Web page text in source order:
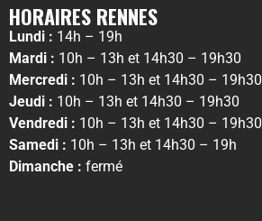
HORAIRES RENNES
Lundi : 14h – 19h
Mardi : 10h – 13h et 14h30 – 19h30
Mercredi : 10h – 13h et 14h30 – 19h30
Jeudi : 10h – 13h et 14h30 – 19h30
Vendredi : 10h – 13h et 14h30 – 19h30
Samedi : 10h – 13h et 14h30 – 19h
Dimanche : fermé